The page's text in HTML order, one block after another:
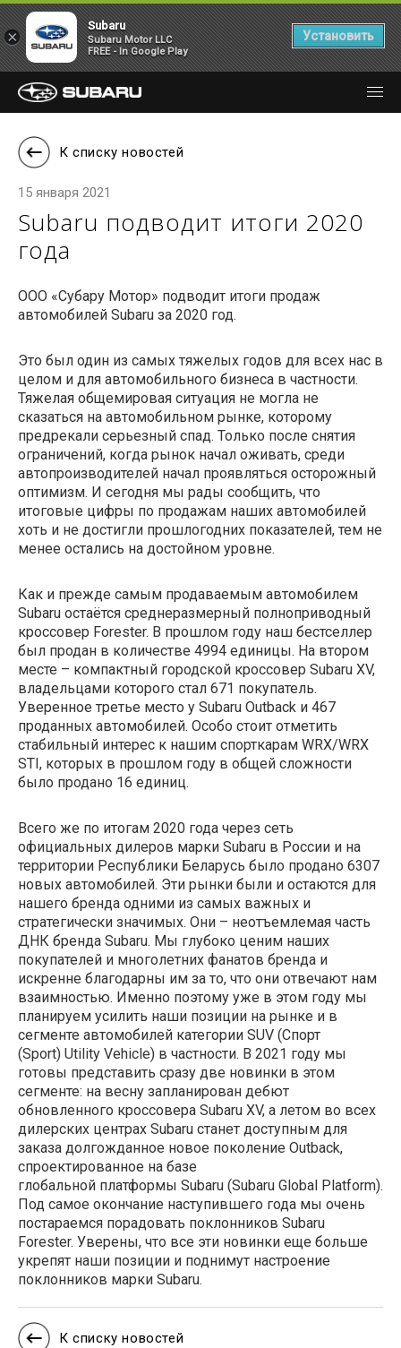
К списку новостей
15 января 2021
Subaru подводит итоги 2020
года
ООО «Субару Мотор» подводит итоги продаж
автомобилей Subaru за 2020 год.
Это был один из самых тяжелых годов для всех нас в
целом и для автомобильного бизнеса в частности.
Тяжелая общемировая ситуация не могла не
сказаться на автомобильном рынке, которому
предрекали серьезный спад. Только после снятия
ограничений, когда рынок начал оживать, среди
автопроизводителей начал проявляться осторожный
оптимизм. И сегодня мы рады сообщить, что
итоговые цифры по продажам наших автомобилей
хоть и не достигли прошлогодних показателей, тем не
менее остались на достойном уровне.
Как и прежде самым продаваемым автомобилем
Subaru остаётся среднеразмерный полноприводный
кроссовер Forester. В прошлом году наш бестселлер
был продан в количестве 4994 единицы. На втором
месте – компактный городской кроссовер Subaru XV,
владельцами которого стал 671 покупатель.
Уверенное третье место у Subaru Outback и 467
проданных автомобилей. Особо стоит отметить
стабильный интерес к нашим спорткарам WRX/WRX
STI, которых в прошлом году в общей сложности
было продано 16 единиц.
Всего же по итогам 2020 года через сеть
официальных дилеров марки Subaru в России и на
территории Республики Беларусь было продано 6307
новых автомобилей. Эти рынки были и остаются для
нашего бренда одними из самых важных и
стратегически значимых. Они – неотъемлемая часть
ДНК бренда Subaru. Мы глубоко ценим наших
покупателей и многолетних фанатов бренда и
искренне благодарны им за то, что они отвечают нам
взаимностью. Именно поэтому уже в этом году мы
планируем усилить наши позиции на рынке и в
сегменте автомобилей категории SUV (Спорт
(Sport) Utility Vehicle) в частности. В 2021 году мы
готовы представить сразу две новинки в этом
сегменте: на весну запланирован дебют
обновленного кроссовера Subaru XV, а летом во всех
дилерских центрах Subaru станет доступным для
заказа долгожданное новое поколение Outback,
спроектированное на базе
глобальной платформы Subaru (Subaru Global Platform).
Под самое окончание наступившего года мы очень
постараемся порадовать поклонников Subaru
Forester. Уверены, что все эти новинки еще больше
укрепят наши позиции и поднимут настроение
поклонников марки Subaru.
К списку новостей
×
Subaru
Subaru Motor LLC
FREE - In Google Play
Установить